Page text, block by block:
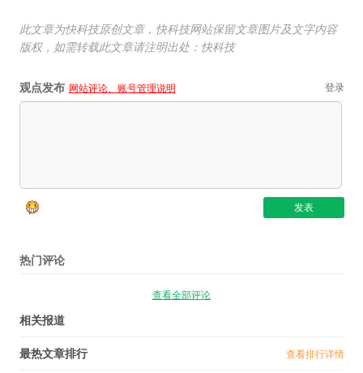
此文章为快科技原创文章，快科技网站保留文章图片及文字内容
版权，如需转载此文章请注明出处：快科技
观点发布 网站评论、账号管理说明 登录
热门评论
查看全部评论
相关报道
最热文章排行 查看排行详情